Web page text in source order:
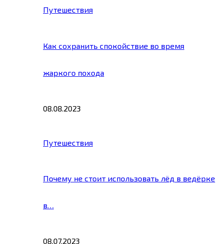
Путешествия
Как сохранить спокойствие во время
жаркого похода
08.08.2023
Путешествия
Почему не стоит использовать лёд в ведёрке
в…
08.07.2023